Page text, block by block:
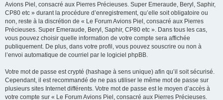
Avions Piel, consacré aux Pierres Précieuses. Super Emeraude, Beryl, Saphir,
CP80 etc » durant la procédure d’enregistrement, qu’elle soit obligatoire ou
non, reste à la discrétion de « Le Forum Avions Piel, consacré aux Pierres
Précieuses. Super Emeraude, Beryl, Saphir, CP80 etc ». Dans tous les cas,
vous pouvez choisir quelle information de votre compte sera affichée
publiquement. De plus, dans votre profil, vous pouvez souscrire ou non à
l’envoi automatique de courriel par le logiciel phpBB.
Votre mot de passe est crypté (hashage à sens unique) afin qu’il soit sécurisé.
Cependant, il est recommandé de ne pas utiliser le même mot de passe sur
plusieurs sites Internet différents. Votre mot de passe est le moyen d’accès à
votre compte sur « Le Forum Avions Piel, consacré aux Pierres Précieuses.